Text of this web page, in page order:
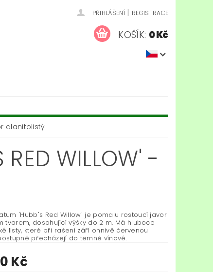
PŘIHLÁŠENÍ | REGISTRACE
KOŠÍK: 0 Kč
dlanitolistý
RED WILLOW' -
'Hubb's Red Willow' je pomalu rostoucí javor
tvarem, dosahující výšky do 2 m. Má hluboce
listy, které při rašení září ohnivě červenou
přecházejí do temně vínové.
Kč